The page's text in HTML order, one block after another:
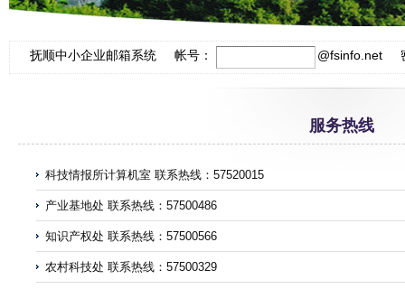
抚顺中小企业邮箱系统 帐号： @fsinfo.net
服务热线
科技情报所计算机室 联系热线：57520015
产业基地处 联系热线：57500486
知识产权处 联系热线：57500566
农村科技处 联系热线：57500329